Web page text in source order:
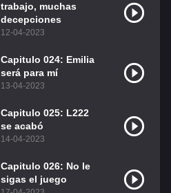
trabajo, muchas
decepciones
12-04-2023
Capitulo 024: Emilia
será para mí
13-04-2023
Capitulo 025: L222
se acabó
14-04-2023
Capitulo 026: No le
sigas el juego